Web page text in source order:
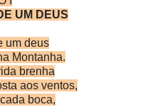
UM DEUS
um deus
Montanha.
brenha
aos ventos,
boca,